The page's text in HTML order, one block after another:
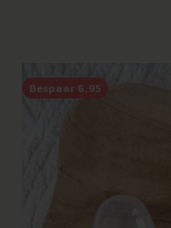
Bespaar 6,95